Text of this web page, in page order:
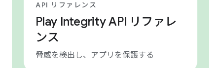
API リファレンス
Play Integrity API リファレ
ンス
脅威を検出し、アプリを保護する